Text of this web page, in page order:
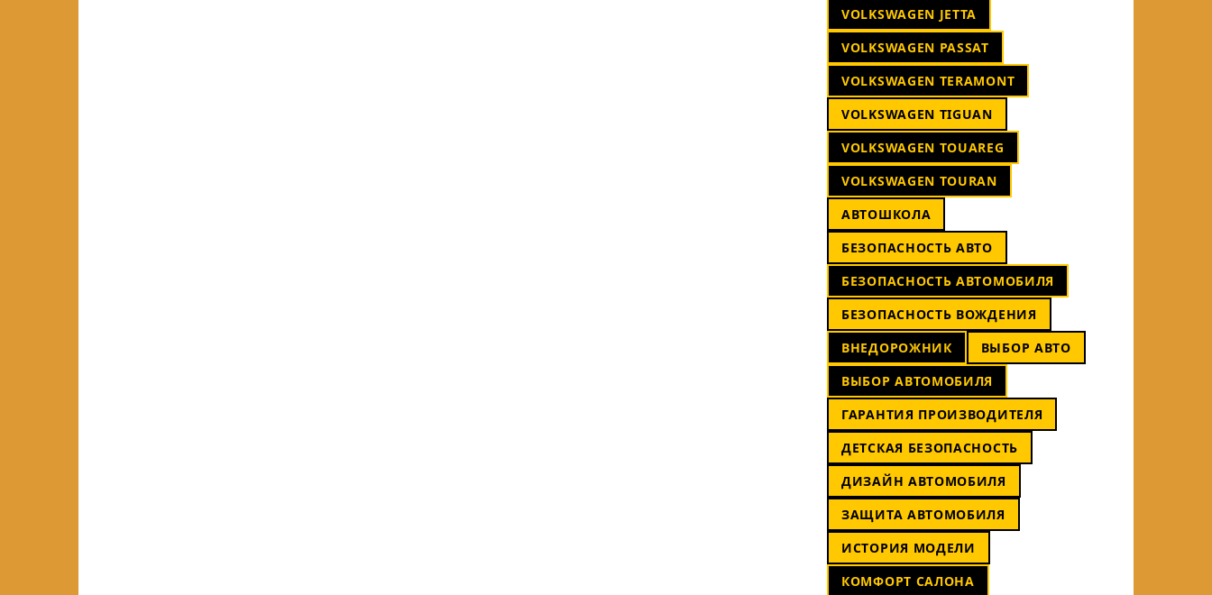
VOLKSWAGEN JETTA
VOLKSWAGEN PASSAT
VOLKSWAGEN TERAMONT
VOLKSWAGEN TIGUAN
VOLKSWAGEN TOUAREG
VOLKSWAGEN TOURAN
АВТОШКОЛА
БЕЗОПАСНОСТЬ АВТО
БЕЗОПАСНОСТЬ АВТОМОБИЛЯ
БЕЗОПАСНОСТЬ ВОЖДЕНИЯ
ВНЕДОРОЖНИК
ВЫБОР АВТО
ВЫБОР АВТОМОБИЛЯ
ГАРАНТИЯ ПРОИЗВОДИТЕЛЯ
ДЕТСКАЯ БЕЗОПАСНОСТЬ
ДИЗАЙН АВТОМОБИЛЯ
ЗАЩИТА АВТОМОБИЛЯ
ИСТОРИЯ МОДЕЛИ
КОМФОРТ САЛОНА